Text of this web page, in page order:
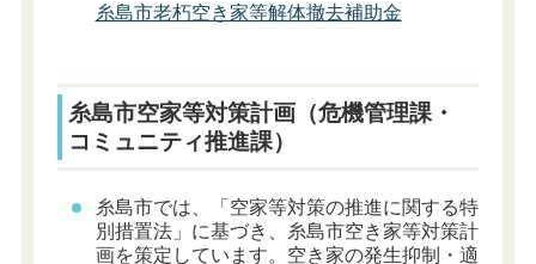
糸島市老朽空き家等解体撤去補助金
糸島市空家等対策計画（危機管理課・
コミュニティ推進課）
糸島市では、「空家等対策の推進に関する特
別措置法」に基づき、糸島市空き家等対策計
画を策定しています。空き家の発生抑制・適